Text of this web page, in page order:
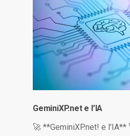
GeminiXP.net e l’IA
🚀 **GeminiXP.net! e l'IA**